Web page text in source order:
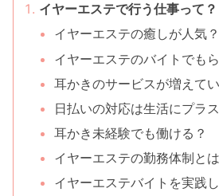
イヤーエステで行う仕事って？
イヤーエステの癒しが人気？
イヤーエステのバイトでも
耳かきのサービスが増えて
日払いの対応は生活にプラ
耳かき未経験でも働ける？
イヤーエステの勤務体制と
イヤーエステバイトを実践